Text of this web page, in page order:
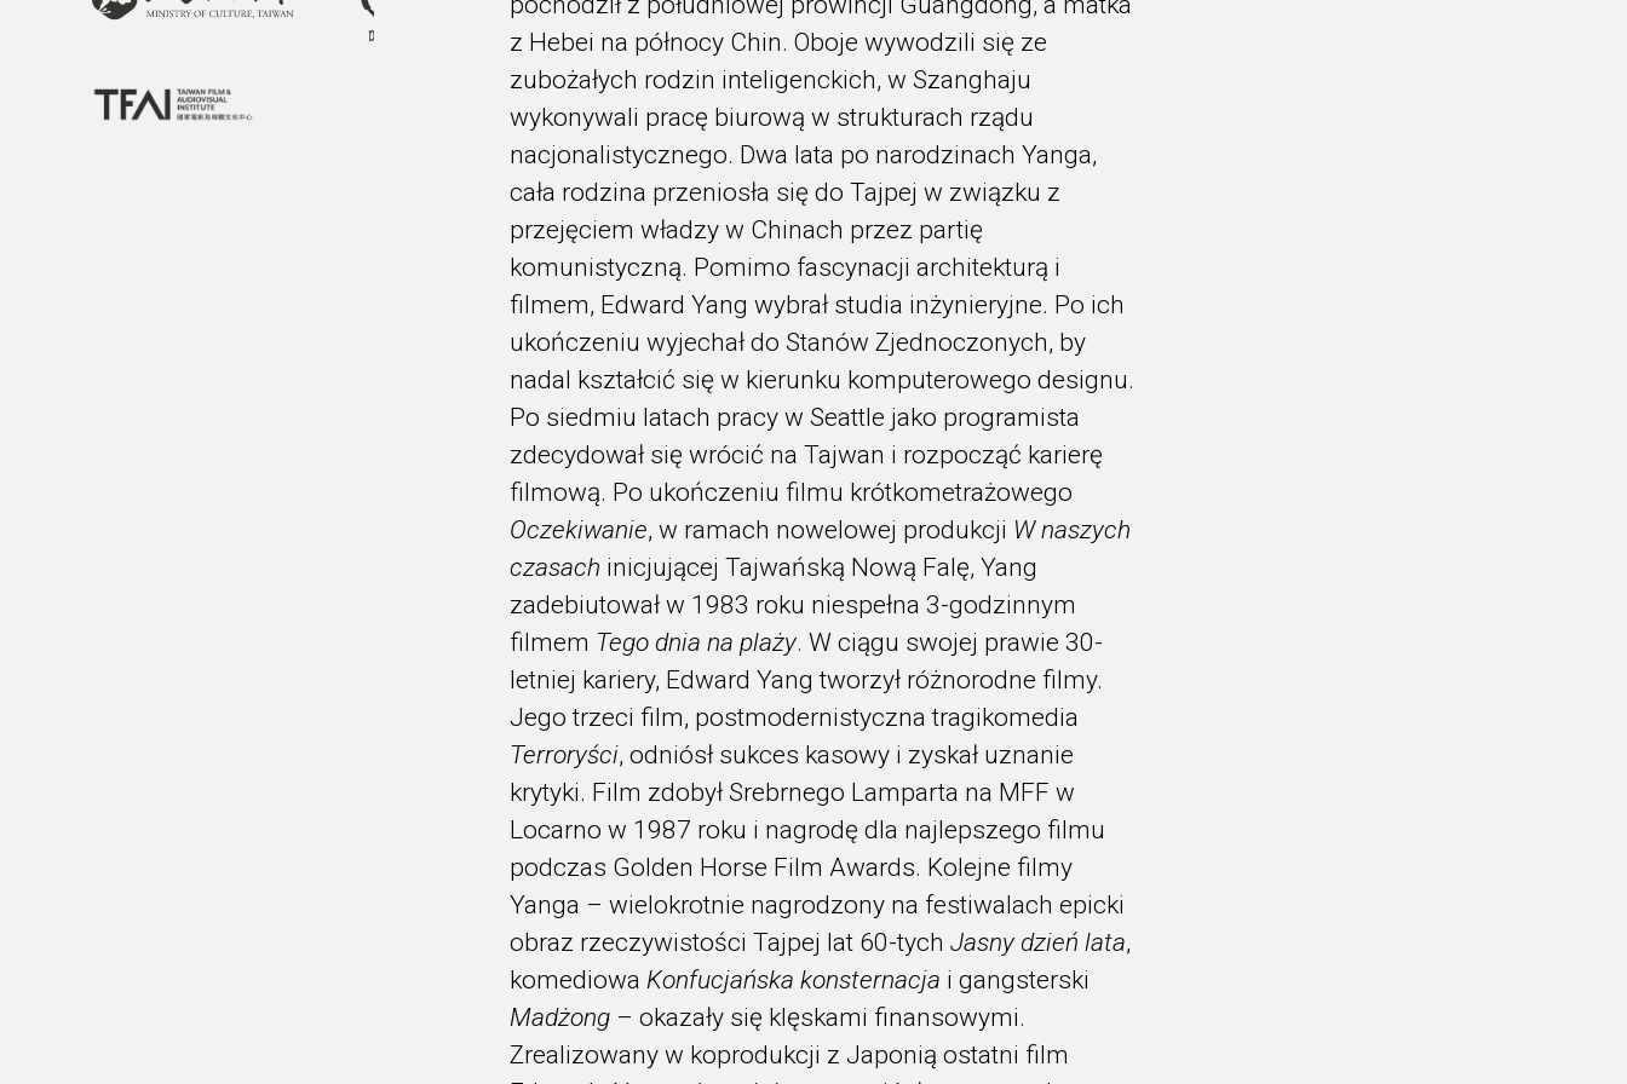
z Hebei na północy Chin. Oboje wywodzili się ze
zubożałych rodzin inteligenckich, w Szanghaju
wykonywali pracę biurową w strukturach rządu
nacjonalistycznego. Dwa lata po narodzinach Yanga,
cała rodzina przeniosła się do Tajpej w związku z
przejęciem władzy w Chinach przez partię
komunistyczną. Pomimo fascynacji architekturą i
filmem, Edward Yang wybrał studia inżynieryjne. Po ich
ukończeniu wyjechał do Stanów Zjednoczonych, by
nadal kształcić się w kierunku komputerowego designu.
Po siedmiu latach pracy w Seattle jako programista
zdecydował się wrócić na Tajwan i rozpocząć karierę
filmową. Po ukończeniu filmu krótkometrażowego
Oczekiwanie, w ramach nowelowej produkcji W naszych
czasach inicjującej Tajwańską Nową Falę, Yang
zadebiutował w 1983 roku niespełna 3-godzinnym
filmem Tego dnia na plaży. W ciągu swojej prawie 30-
letniej kariery, Edward Yang tworzył różnorodne filmy.
Jego trzeci film, postmodernistyczna tragikomedia
Terroryści, odniósł sukces kasowy i zyskał uznanie
krytyki. Film zdobył Srebrnego Lamparta na MFF w
Locarno w 1987 roku i nagrodę dla najlepszego filmu
podczas Golden Horse Film Awards. Kolejne filmy
Yanga – wielokrotnie nagrodzony na festiwalach epicki
obraz rzeczywistości Tajpej lat 60-tychJasny dzień lata,
komediowa Konfucjańska konsternacja i gangsterski
Madżong – okazały się klęskami finansowymi.
Zrealizowany w koprodukcji z Japonią ostatni film